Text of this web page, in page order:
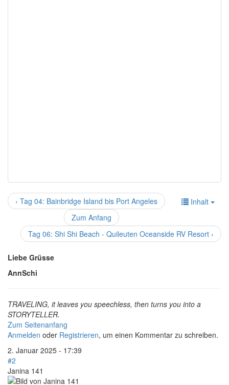
Inhalt
‹ Tag 04: Bainbridge Island bis Port Angeles
Zum Anfang
Tag 06: Shi Shi Beach - Quileuten Oceanside RV Resort ›
Liebe Grüsse
AnnSchi
TRAVELING, it leaves you speechless, then turns you into a
STORYTELLER.
Zum Seitenanfang
Anmelden oder Registrieren, um einen Kommentar zu schreiben.
2. Januar 2025 - 17:39
#2
Janina 141